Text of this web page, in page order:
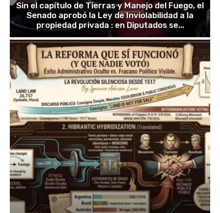
Sin el capítulo de Tierras y Manejo del Fuego, el
Senado aprobó la Ley de Inviolabilidad a la
propiedad privada : en Diputados se...